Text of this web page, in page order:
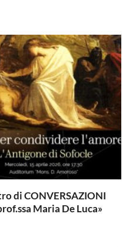
di CONVERSAZIONI
Maria De Luca»